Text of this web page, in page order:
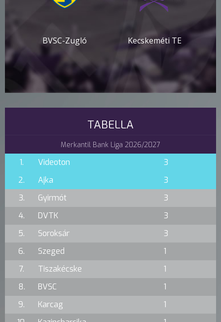
BVSC-Zugló Kecskeméti TE
TABELLA
Merkantil Bank Liga 2026/2027
1. Videoton
3
2.
Ajka
3
3.
Gyirmót
3
4.
DVTK
3
5.
Soroksár
3
6.
Szeged
1
7.
Tiszakécske
1
8.
BVSC
1
9.
Karcag
1